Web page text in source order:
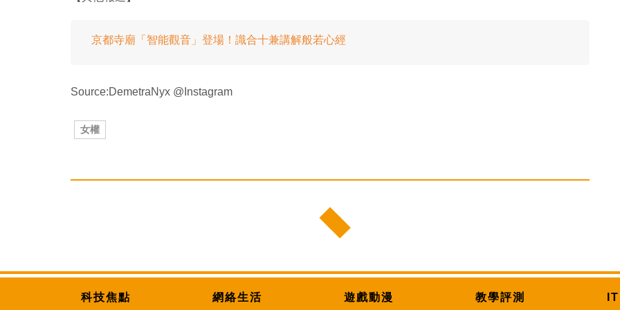
京都寺廟「智能觀音」登場！識合十兼講解般若心經
Source:DemetraNyx @Instagram
女權
科技焦點 網絡生活 遊戲動漫 教學評測